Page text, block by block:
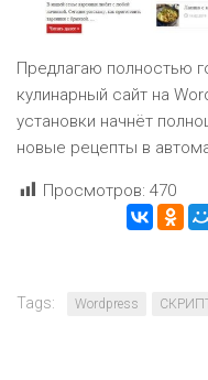
Предлагаю полностью
кулинарный сайт на
установки начнёт
новые рецепты в
Просмотров: 470
Tags: Wordpress